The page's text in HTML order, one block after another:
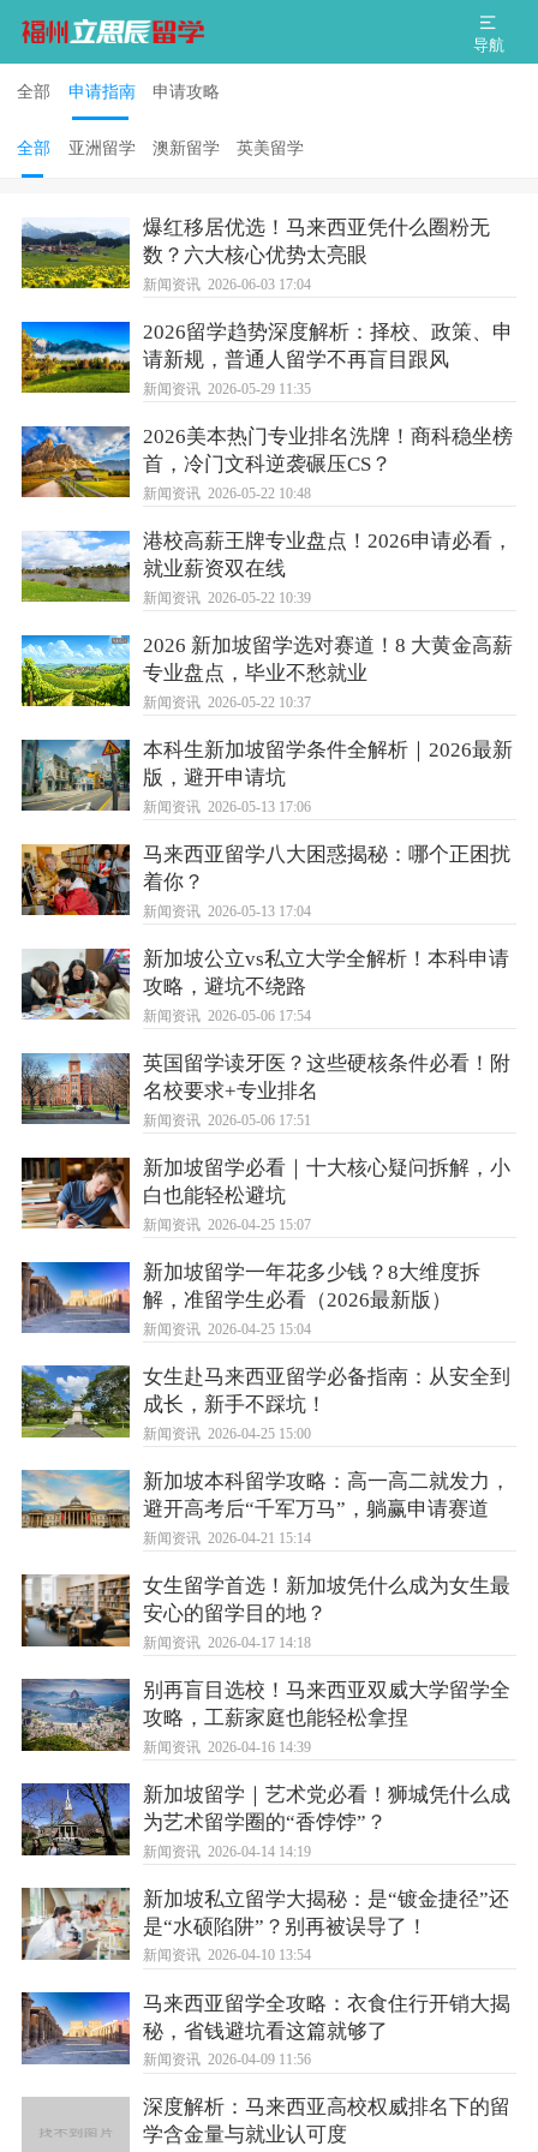
导航
全部 申请指南 申请攻略
全部 亚洲留学 澳新留学 英美留学
爆红移居优选！马来西亚凭什么圈粉无
数？六大核心优势太亮眼
新闻资讯 2026-06-03 17:04
2026留学趋势深度解析：择校、政策、申
请新规，普通人留学不再盲目跟风
新闻资讯 2026-05-29 11:35
2026美本热门专业排名洗牌！商科稳坐榜
首，冷门文科逆袭碾压CS？
新闻资讯 2026-05-22 10:48
港校高薪王牌专业盘点！2026申请必看，
就业薪资双在线
新闻资讯 2026-05-22 10:39
2026 新加坡留学选对赛道！8 大黄金高薪
专业盘点，毕业不愁就业
新闻资讯 2026-05-22 10:37
本科生新加坡留学条件全解析｜2026最新
版，避开申请坑
新闻资讯 2026-05-13 17:06
马来西亚留学八大困惑揭秘：哪个正困扰
着你？
新闻资讯 2026-05-13 17:04
新加坡公立vs私立大学全解析！本科申请
攻略，避坑不绕路
新闻资讯 2026-05-06 17:54
英国留学读牙医？这些硬核条件必看！附
名校要求+专业排名
新闻资讯 2026-05-06 17:51
新加坡留学必看｜十大核心疑问拆解，小
白也能轻松避坑
新闻资讯 2026-04-25 15:07
新加坡留学一年花多少钱？8大维度拆
解，准留学生必看（2026最新版）
新闻资讯 2026-04-25 15:04
女生赴马来西亚留学必备指南：从安全到
成长，新手不踩坑！
新闻资讯 2026-04-25 15:00
新加坡本科留学攻略：高一高二就发力，
避开高考后“千军万马”，躺赢申请赛道
新闻资讯 2026-04-21 15:14
女生留学首选！新加坡凭什么成为女生最
安心的留学目的地？
新闻资讯 2026-04-17 14:18
别再盲目选校！马来西亚双威大学留学全
攻略，工薪家庭也能轻松拿捏
新闻资讯 2026-04-16 14:39
新加坡留学｜艺术党必看！狮城凭什么成
为艺术留学圈的“香饽饽”？
新闻资讯 2026-04-14 14:19
新加坡私立留学大揭秘：是“镀金捷径”还
是“水硕陷阱”？别再被误导了！
新闻资讯 2026-04-10 13:54
马来西亚留学全攻略：衣食住行开销大揭
秘，省钱避坑看这篇就够了
新闻资讯 2026-04-09 11:56
深度解析：马来西亚高校权威排名下的留
学含金量与就业认可度